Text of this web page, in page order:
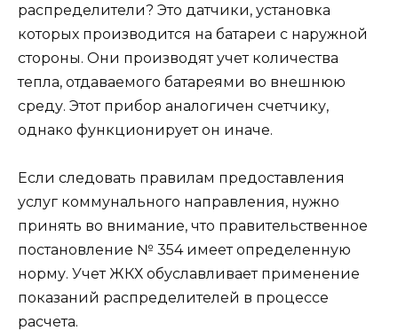
распределители? Это датчики, установка
которых производится на батареи с наружной
стороны. Они производят учет количества
тепла, отдаваемого батареями во внешнюю
среду. Этот прибор аналогичен счетчику,
однако функционирует он иначе.
Если следовать правилам предоставления
услуг коммунального направления, нужно
принять во внимание, что правительственное
постановление № 354 имеет определенную
норму. Учет ЖКХ обуславливает применение
показаний распределителей в процессе
расчета.